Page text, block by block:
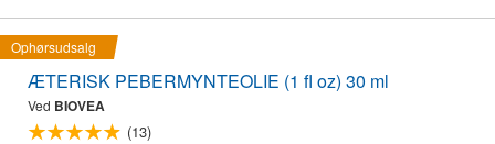
Ophørsudsalg
ÆTERISK PEBERMYNTEOLIE (1 fl oz) 30 ml
Ved BIOVEA
(13)